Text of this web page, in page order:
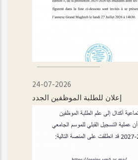
24-07-2026
إعلان للطلبة الموظفين الجدد